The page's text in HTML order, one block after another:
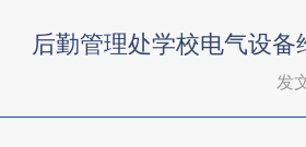
后勤管理处学校电气设备
发